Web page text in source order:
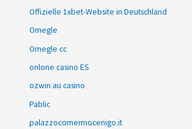
Offizielle 1xbet-Website in Deutschland
Omegle
Omegle cc
onlone casino ES
ozwin au casino
Pablic
palazzocornermocenigo.it